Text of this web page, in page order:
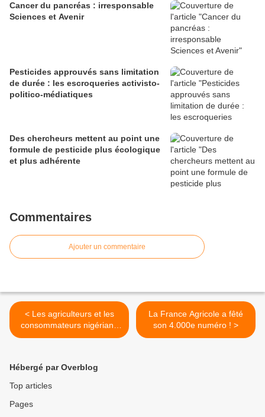
Cancer du pancréas : irresponsable
Sciences et Avenir
Pesticides approuvés sans limitation
de durée : les escroqueries activisto-
politico-médiatiques
Des chercheurs mettent au point une
formule de pesticide plus écologique
et plus adhérente
Commentaires
Ajouter un commentaire
< Les agriculteurs et les
consommateurs nigérians
saluent le niébé
transformé les moyens de
subsistance et apporté la
La France Agricole a fêté
son 4.000e numéro ! >
Hébergé par Overblog
Top articles
Pages